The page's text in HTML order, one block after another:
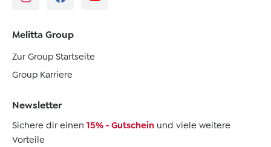
Melitta Group
Zur Group Startseite
Group Karriere
Newsletter
Sichere dir einen 15% - Gutschein und viele weitere
Vorteile